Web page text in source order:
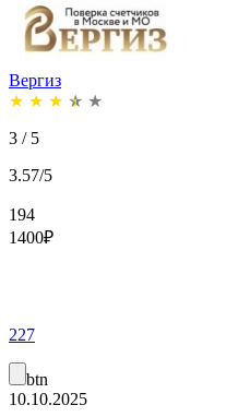
Вергиз
★ ★ ★ ★ ★
3 / 5
3.57/5
194
1400₽
227
btn
10.10.2025